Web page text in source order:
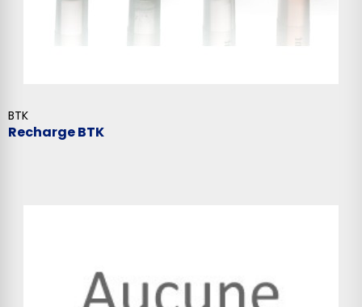
BTK
Recharge BTK